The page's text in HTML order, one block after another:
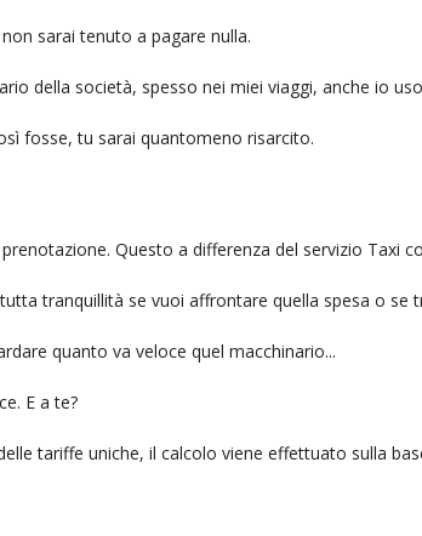
sarai tenuto a pagare nulla.
della società, spesso nei miei viaggi, anche io
fosse, tu sarai quantomeno risarcito.
Questo a differenza del servizio Taxi
tranquillità se vuoi affrontare quella spesa o se
quanto va veloce quel macchinario...
E a te?
tariffe uniche, il calcolo viene effettuato sulla